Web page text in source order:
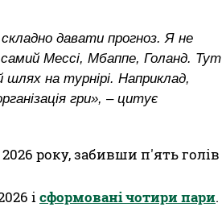
давати прогноз. Я не
Мессі, Мбаппе, Голанд. Тут
на турнірі. Наприклад,
гри», – цитує
року, забивши п'ять голів
і сформовані чотири пари.